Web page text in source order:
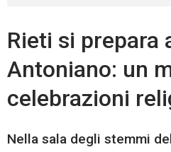
Rieti si prepara
Antoniano: un
celebrazioni
Nella sala degli stemmi